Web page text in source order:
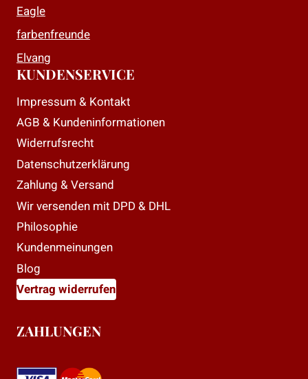
Eagle
farbenfreunde
Elvang
KUNDENSERVICE
Impressum & Kontakt
AGB & Kundeninformationen
Widerrufsrecht
Datenschutzerklärung
Zahlung & Versand
Wir versenden mit DPD & DHL
Philosophie
Kundenmeinungen
Blog
Vertrag widerrufen
ZAHLUNGEN